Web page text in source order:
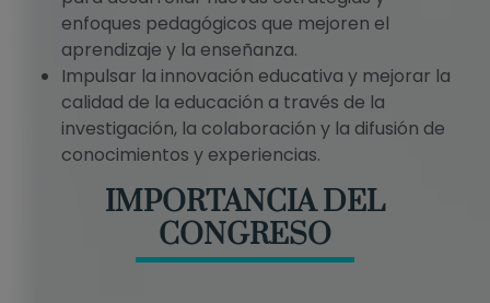
enfoques pedagógicos que mejoren el
aprendizaje y la enseñanza.
Impulsar la innovación educativa y mejorar la
calidad de la educación a través de la
investigación, la colaboración y la difusión de
conocimientos y experiencias.
IMPORTANCIA DEL
CONGRESO